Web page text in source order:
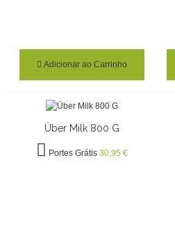
Adicionar ao Carrinho
Über Milk 800 G
Portes Grátis 30,95 €